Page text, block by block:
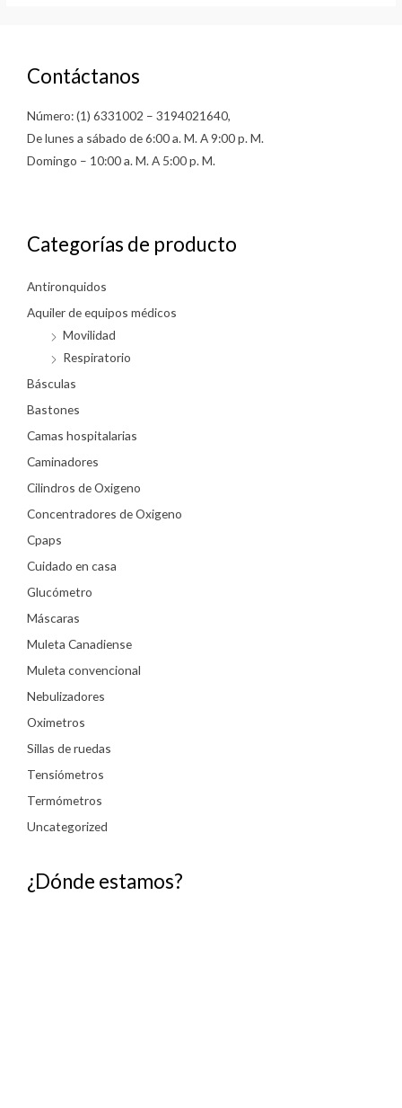
Contáctanos
Número: (1) 6331002 – 3194021640,
De lunes a sábado de 6:00 a. M. A 9:00 p. M.
Domingo – 10:00 a. M. A 5:00 p. M.
Categorías de producto
Antironquidos
Aquiler de equipos médicos
Movilidad
Respiratorio
Básculas
Bastones
Camas hospitalarias
Caminadores
Cilindros de Oxigeno
Concentradores de Oxigeno
Cpaps
Cuidado en casa
Glucómetro
Máscaras
Muleta Canadiense
Muleta convencional
Nebulizadores
Oximetros
Sillas de ruedas
Tensiómetros
Termómetros
Uncategorized
¿Dónde estamos?